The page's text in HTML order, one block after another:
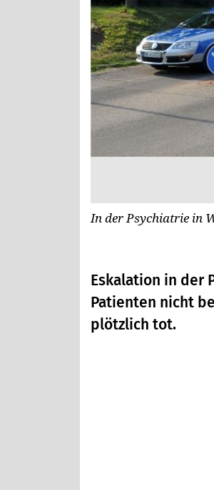
In der Psychiatrie in
Eskalation in der
Patienten nicht
plötzlich tot.